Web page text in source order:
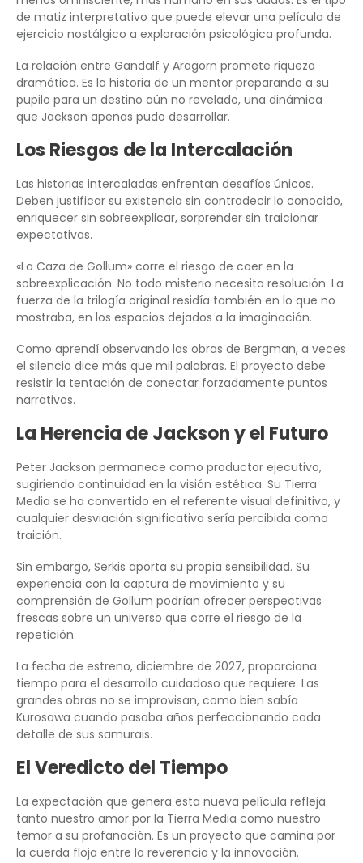
de matiz interpretativo que puede elevar una película de
ejercicio nostálgico a exploración psicológica profunda.
La relación entre Gandalf y Aragorn promete riqueza
dramática. Es la historia de un mentor preparando a su
pupilo para un destino aún no revelado, una dinámica
que Jackson apenas pudo desarrollar.
Los Riesgos de la Intercalación
Las historias intercaladas enfrentan desafíos únicos.
Deben justificar su existencia sin contradecir lo conocido,
enriquecer sin sobreexplicar, sorprender sin traicionar
expectativas.
«La Caza de Gollum» corre el riesgo de caer en la
sobreexplicación. No todo misterio necesita resolución. La
fuerza de la trilogía original residía también en lo que no
mostraba, en los espacios dejados a la imaginación.
Como aprendí observando las obras de Bergman, a veces
el silencio dice más que mil palabras. El proyecto debe
resistir la tentación de conectar forzadamente puntos
narrativos.
La Herencia de Jackson y el Futuro
Peter Jackson permanece como productor ejecutivo,
sugiriendo continuidad en la visión estética. Su Tierra
Media se ha convertido en el referente visual definitivo, y
cualquier desviación significativa sería percibida como
traición.
Sin embargo, Serkis aporta su propia sensibilidad. Su
experiencia con la captura de movimiento y su
comprensión de Gollum podrían ofrecer perspectivas
frescas sobre un universo que corre el riesgo de la
repetición.
La fecha de estreno, diciembre de 2027, proporciona
tiempo para el desarrollo cuidadoso que requiere. Las
grandes obras no se improvisan, como bien sabía
Kurosawa cuando pasaba años perfeccionando cada
detalle de sus samurais.
El Veredicto del Tiempo
La expectación que genera esta nueva película refleja
tanto nuestro amor por la Tierra Media como nuestro
temor a su profanación. Es un proyecto que camina por
la cuerda floja entre la reverencia y la innovación.